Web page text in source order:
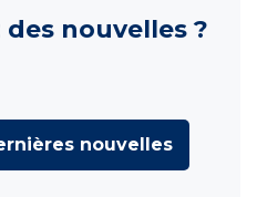
nouvelles ?
nouvelles